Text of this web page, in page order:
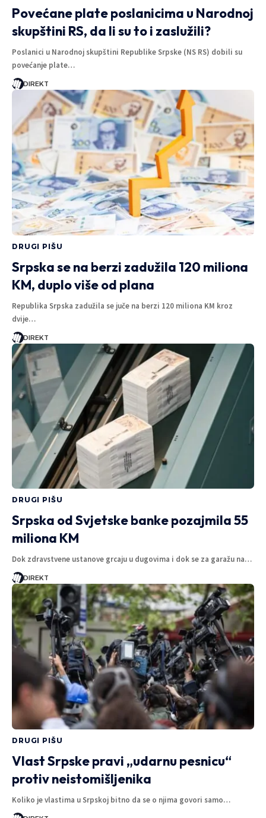
Povećane plate poslanicima u Narodnoj
skupštini RS, da li su to i zaslužili?
Poslanici u Narodnoj skupštini Republike Srpske (NS RS) dobili su
povećanje plate…
DIREKT
DRUGI PIŠU
Srpska se na berzi zadužila 120 miliona
KM, duplo više od plana
Republika Srpska zadužila se juče na berzi 120 miliona KM kroz
dvije…
DIREKT
DRUGI PIŠU
Srpska od Svjetske banke pozajmila 55
miliona KM
Dok zdravstvene ustanove grcaju u dugovima i dok se za garažu na…
DIREKT
DRUGI PIŠU
Vlast Srpske pravi „udarnu pesnicu“
protiv neistomišljenika
Koliko je vlastima u Srpskoj bitno da se o njima govori samo…